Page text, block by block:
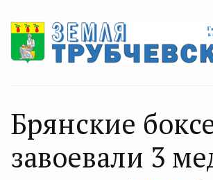
Брянские
завоевали 3